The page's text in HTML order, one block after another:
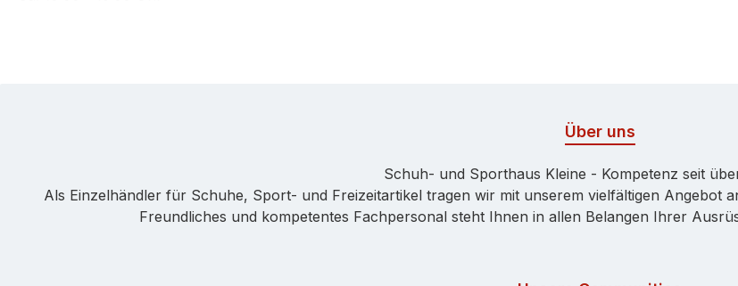
Über uns
Schuh- und Sporthaus Kleine - Kompetenz seit
Als Einzelhändler für Schuhe, Sport- und Freizeitartikel tragen wir mit unserem vielfältigen Angebot
Freundliches und kompetentes Fachpersonal steht Ihnen in allen Belangen Ihrer